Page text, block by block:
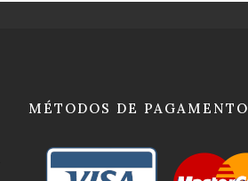
MÉTODOS DE PAGAMENTO